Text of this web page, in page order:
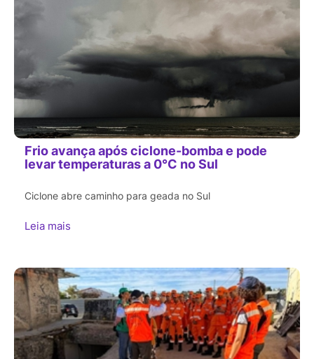
Frio avança após ciclone-bomba e pode
levar temperaturas a 0°C no Sul
Ciclone abre caminho para geada no Sul
Leia mais